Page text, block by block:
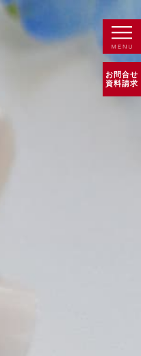
お問合せ
資料請求